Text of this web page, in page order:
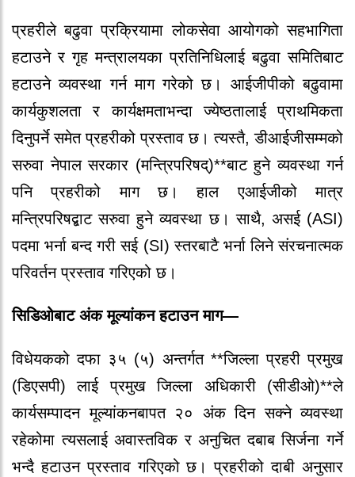
प्रहरीले बढुवा प्रक्रियामा लोकसेवा आयोगको सहभागिता
हटाउने र गृह मन्त्रालयका प्रतिनिधिलाई बढुवा समितिबाट
हटाउने व्यवस्था गर्न माग गरेको छ। आईजीपीको बढुवामा
कार्यकुशलता र कार्यक्षमताभन्दा ज्येष्ठतालाई प्राथमिकता
दिनुपर्ने समेत प्रहरीको प्रस्ताव छ। त्यस्तै, डीआईजीसम्मको
सरुवा नेपाल सरकार (मन्त्रिपरिषद्)**बाट हुने व्यवस्था गर्न
पनि प्रहरीको माग छ। हाल एआईजीको मात्र
मन्त्रिपरिषद्बाट सरुवा हुने व्यवस्था छ। साथै, असई (ASI)
पदमा भर्ना बन्द गरी सई (SI) स्तरबाटै भर्ना लिने संरचनात्मक
परिवर्तन प्रस्ताव गरिएको छ।
सिडिओबाट अंक मूल्यांकन हटाउन माग—
विधेयकको दफा ३५ (५) अन्तर्गत **जिल्ला प्रहरी प्रमुख
(डिएसपी) लाई प्रमुख जिल्ला अधिकारी (सीडीओ)**ले
कार्यसम्पादन मूल्यांकनबापत २० अंक दिन सक्ने व्यवस्था
रहेकोमा त्यसलाई अवास्तविक र अनुचित दबाब सिर्जना गर्ने
भन्दै हटाउन प्रस्ताव गरिएको छ। प्रहरीको दाबी अनुसार